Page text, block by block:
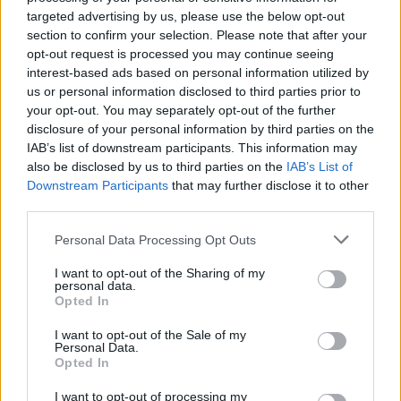
targeted advertising by us, please use the below opt-out
section to confirm your selection. Please note that after your
opt-out request is processed you may continue seeing
interest-based ads based on personal information utilized by
us or personal information disclosed to third parties prior to
your opt-out. You may separately opt-out of the further
disclosure of your personal information by third parties on the
IAB’s list of downstream participants. This information may
also be disclosed by us to third parties on the IAB’s List of
Downstream Participants that may further disclose it to other
Personal Data Processing Opt Outs
I want to opt-out of the Sharing of my
personal data.
Opted In
I want to opt-out of the Sale of my
Personal Data.
Opted In
I want to opt-out of processing my
да има и хор. Затоа и сведочиме на хорска
хистерија. „Големото дувло“ и неговите
медиуми побараа декласификација на
документите што АНБ ги достави до
обвинителството како докази за нови нелегални
прислушувања. Сакаат, бре, она што тие го
прислушувале, целата интима на
прислушуваните, сега јавно да се објави, за
народот да добие нова вербална оргија. Демек
како што Заев имал храброст, онаа грозоморна
незаконска перверзија наречена „Вистината за
И немој да мислите дека е ова само за да ја
дефокусираат јавноста. Не, не, они апсолутно
интимност, мечти и воздишки и дека со нив
имаат право да прават што сакаат, односно да